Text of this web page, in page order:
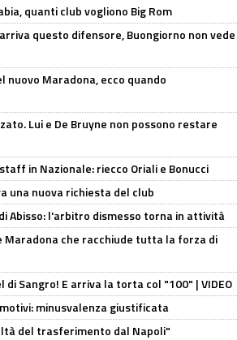
quanti club vogliono Big Rom
questo difensore, Buongiorno non vede
nuovo Maradona, ecco quando
Lui e De Bruyne non possono restare
in Nazionale: riecco Oriali e Bonucci
una nuova richiesta del club
Abisso: l'arbitro dismesso torna in attività
Maradona che racchiude tutta la forza di
di Sangro! E arriva la torta col "100" | VIDEO
minusvalenza giustificata
del trasferimento dal Napoli"